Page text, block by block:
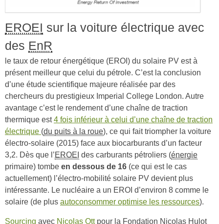
EROEI sur la voiture électrique avec
des EnR
le taux de retour énergétique (EROI) du solaire PV est à
présent meilleur que celui du pétrole. C’est la conclusion
d’une étude scientifique majeure réalisée par des
chercheurs du prestigieux Imperial College London. Autre
avantage c’est le rendement d’une chaîne de traction
thermique est4 fois inférieur à celui d’une chaîne de traction
électrique (du puits à la roue), ce qui fait triompher la voiture
électro-solaire (2015) face aux biocarburants d’un facteur
3,2. Dès que l’EROEI des carburants pétroliers (énergie
primaire) tombe en dessous de 16 (ce qui est le cas
actuellement) l’électro-mobilité solaire PV devient plus
intéressante. Le nucléaire a un EROI d’environ 8 comme le
solaire (de plus autoconsommer optimise les ressources).
Sourcing avec Nicolas Ott pour la Fondation Nicolas Hulot